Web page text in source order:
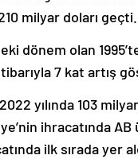
milyar doları geçti.
dönem olan
7 kat artış
yılında 103
ihracatında
ilk sırada yer